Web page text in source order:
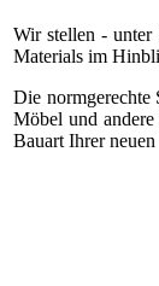
Wir stellen - unter
Materials im
Die normgerechte
Möbel und
Bauart Ihrer neuen